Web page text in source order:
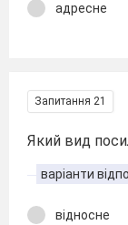
адресне
Запитання 21
Який вид
варіанти
відносне